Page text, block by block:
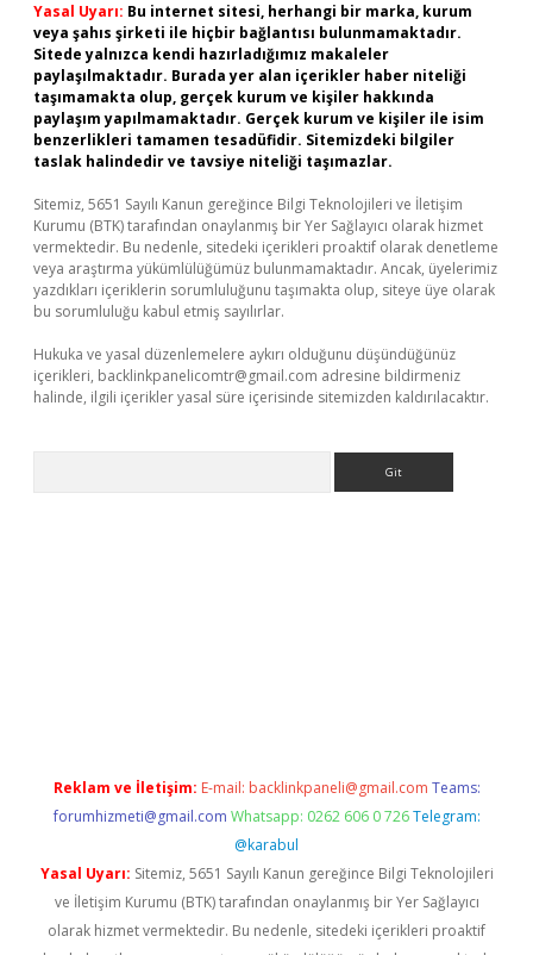
Yasal Uyarı: Bu internet sitesi, herhangi bir marka, kurum
veya şahıs şirketi ile hiçbir bağlantısı bulunmamaktadır.
Sitede yalnızca kendi hazırladığımız makaleler
paylaşılmaktadır. Burada yer alan içerikler haber niteliği
taşımamakta olup, gerçek kurum ve kişiler hakkında
paylaşım yapılmamaktadır. Gerçek kurum ve kişiler ile isim
benzerlikleri tamamen tesadüfidir. Sitemizdeki bilgiler
taslak halindedir ve tavsiye niteliği taşımazlar.
Sitemiz, 5651 Sayılı Kanun gereğince Bilgi Teknolojileri ve İletişim
Kurumu (BTK) tarafından onaylanmış bir Yer Sağlayıcı olarak hizmet
vermektedir. Bu nedenle, sitedeki içerikleri proaktif olarak denetleme
veya araştırma yükümlülüğümüz bulunmamaktadır. Ancak, üyelerimiz
yazdıkları içeriklerin sorumluluğunu taşımakta olup, siteye üye olarak
bu sorumluluğu kabul etmiş sayılırlar.
Hukuka ve yasal düzenlemelere aykırı olduğunu düşündüğünüz
içerikleri, backlinkpanelicomtr@gmail.com adresine bildirmeniz
halinde, ilgili içerikler yasal süre içerisinde sitemizden kaldırılacaktır.
Reklam ve İletişim: E-mail: backlinkpaneli@gmail.com Teams:
forumhizmeti@gmail.com Whatsapp: 0262 606 0 726 Telegram:
@karabul
Yasal Uyarı: Sitemiz, 5651 Sayılı Kanun gereğince Bilgi Teknolojileri
ve İletişim Kurumu (BTK) tarafından onaylanmış bir Yer Sağlayıcı
olarak hizmet vermektedir. Bu nedenle, sitedeki içerikleri proaktif